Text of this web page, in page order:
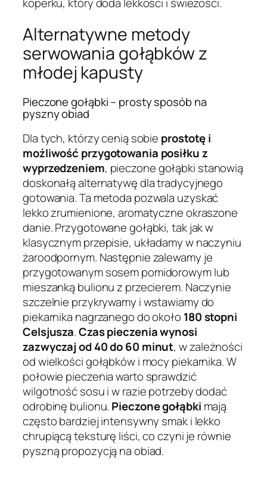
Alternatywne metody
serwowania gołąbków z
młodej kapusty
Pieczone gołąbki – prosty sposób na
pyszny obiad
Dla tych, którzy cenią sobie prostotę i
możliwość przygotowania posiłku z
wyprzedzeniem, pieczone gołąbki stanowią
doskonałą alternatywę dla tradycyjnego
gotowania. Ta metoda pozwala uzyskać
lekko zrumienione, aromatyczne okraszone
danie. Przygotowane gołąbki, tak jak w
klasycznym przepisie, układamy w naczyniu
żaroodpornym. Następnie zalewamy je
przygotowanym sosem pomidorowym lub
mieszanką bulionu z przecierem. Naczynie
szczelnie przykrywamy i wstawiamy do
piekarnika nagrzanego do około 180 stopni
Celsjusza.Czas pieczenia wynosi
zazwyczaj od 40 do 60 minut, w zależności
od wielkości gołąbków i mocy piekarnika. W
połowie pieczenia warto sprawdzić
wilgotność sosu i w razie potrzeby dodać
odrobinę bulionu. Pieczone gołąbki mają
często bardziej intensywny smak i lekko
chrupiącą teksturę liści, co czyni je równie
pyszną propozycją na obiad.